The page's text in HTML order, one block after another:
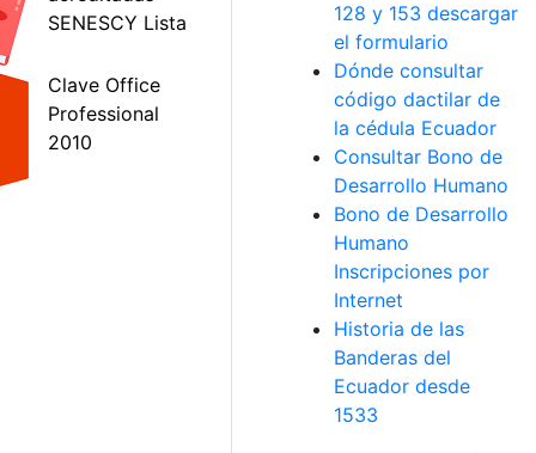
128 y 153 descargar
el formulario
Dónde consultar
código dactilar de
la cédula Ecuador
Consultar Bono de
Desarrollo Humano
Bono de Desarrollo
Humano
Inscripciones por
Internet
Historia de las
Banderas del
Ecuador desde
1533